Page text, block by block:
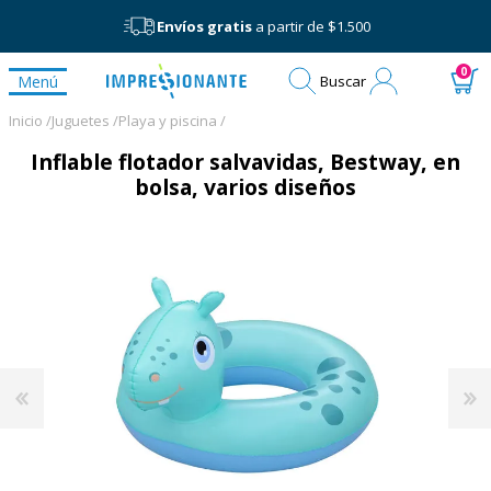
Envíos gratisa partir de $1.500
Menú Buscar 0
Inicio /Juguetes /Playa y piscina /
Inflable flotador salvavidas, Bestway, en
bolsa, varios diseños